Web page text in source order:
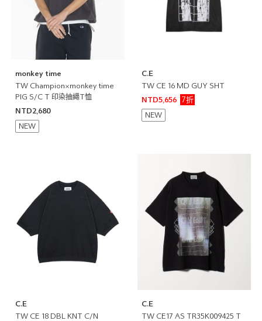
monkey time
TW Champion×monkey time
PIG S/C T 印染抽繩T恤
NTD2,680
NEW
C.E
TW CE 16 MD GUY SHT
NTD5,656
7折
NEW
C.E
TW CE 18 DBL KNT C/N
C.E
TW CE17 AS TR35K009425 T